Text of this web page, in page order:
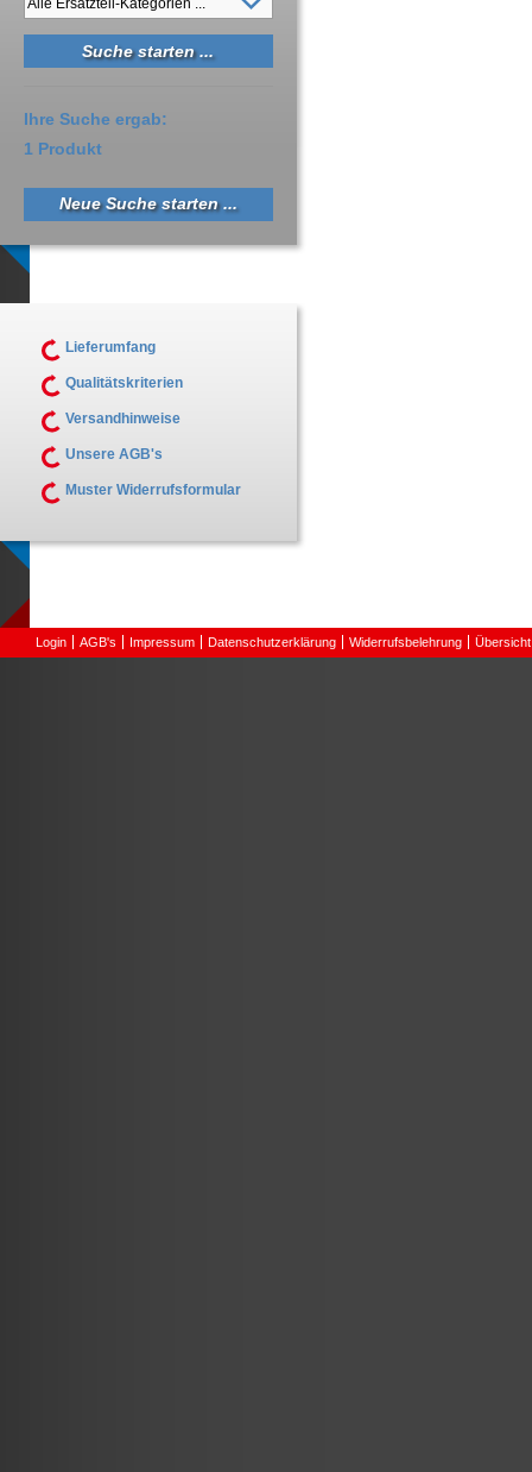
Ihre Suche ergab:
1 Produkt
Neue Suche starten ...
Lieferumfang
Qualitätskriterien
Versandhinweise
Unsere AGB's
Muster Widerrufsformular
Login AGB's Impressum Datenschutzerklärung Widerrufsbelehrung